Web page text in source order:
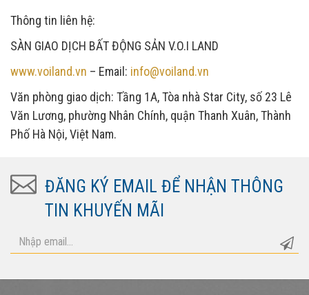
Thông tin liên hệ:
SÀN GIAO DỊCH BẤT ĐỘNG SẢN V.O.I LAND
www.voiland.vn – Email: info@voiland.vn
Văn phòng giao dịch: Tầng 1A, Tòa nhà Star City, số 23 Lê
Văn Lương, phường Nhân Chính, quận Thanh Xuân, Thành
Phố Hà Nội, Việt Nam.
ĐĂNG KÝ EMAIL ĐỂ NHẬN THÔNG
TIN KHUYẾN MÃI